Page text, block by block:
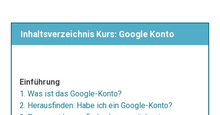
Inhaltsverzeichnis Kurs: Google Konto
Einführung
1. Was ist das Google-Konto?
2. Herausfinden: Habe ich ein Google-Konto?